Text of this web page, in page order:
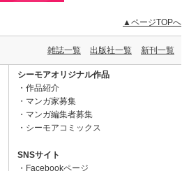
▲ページTOPへ
雑誌一覧 出版社一覧 新刊一覧
シーモアオリジナル作品
作品紹介
マンガ家募集
マンガ編集者募集
シーモアコミックス
SNSサイト
Facebookページ